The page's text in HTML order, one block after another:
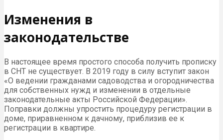
Изменения в
законодательстве
В настоящее время простого способа получить прописку
в СНТ не существует. В 2019 году в силу вступит закон
«О ведении гражданами садоводства и огородничества
для собственных нужд и изменении в отдельные
законодательные акты Российской Федерации».
Поправки должны упростить процедуру регистрации в
доме, приравненном к дачному, приблизив ее к
регистрации в квартире.